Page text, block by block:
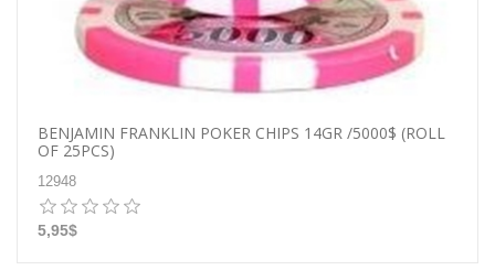
BENJAMIN FRANKLIN POKER CHIPS 14GR /5000$ (ROLL
OF 25PCS)
12948
5,95$